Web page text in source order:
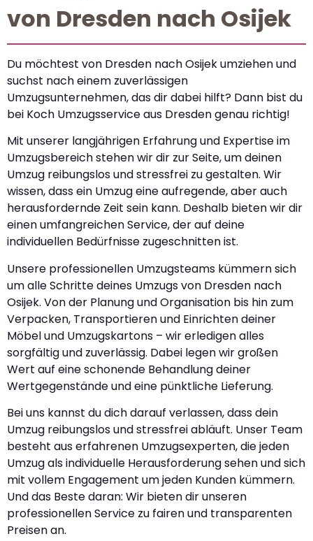
von Dresden nach Osijek
Du möchtest von Dresden nach Osijek umziehen und
suchst nach einem zuverlässigen
Umzugsunternehmen, das dir dabei hilft? Dann bist du
bei Koch Umzugsservice aus Dresden genau richtig!
Mit unserer langjährigen Erfahrung und Expertise im
Umzugsbereich stehen wir dir zur Seite, um deinen
Umzug reibungslos und stressfrei zu gestalten. Wir
wissen, dass ein Umzug eine aufregende, aber auch
herausfordernde Zeit sein kann. Deshalb bieten wir dir
einen umfangreichen Service, der auf deine
individuellen Bedürfnisse zugeschnitten ist.
Unsere professionellen Umzugsteams kümmern sich
um alle Schritte deines Umzugs von Dresden nach
Osijek. Von der Planung und Organisation bis hin zum
Verpacken, Transportieren und Einrichten deiner
Möbel und Umzugskartons – wir erledigen alles
sorgfältig und zuverlässig. Dabei legen wir großen
Wert auf eine schonende Behandlung deiner
Wertgegenstände und eine pünktliche Lieferung.
Bei uns kannst du dich darauf verlassen, dass dein
Umzug reibungslos und stressfrei abläuft. Unser Team
besteht aus erfahrenen Umzugsexperten, die jeden
Umzug als individuelle Herausforderung sehen und sich
mit vollem Engagement um jeden Kunden kümmern.
Und das Beste daran: Wir bieten dir unseren
professionellen Service zu fairen und transparenten
Preisen an.